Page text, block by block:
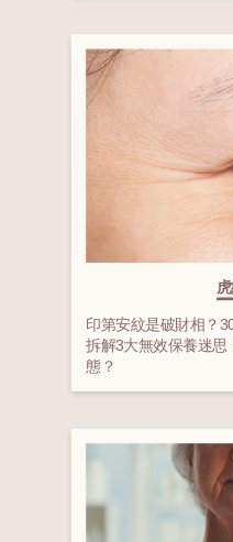
印第安紋是破財相？
拆解3大無效保養迷
態？